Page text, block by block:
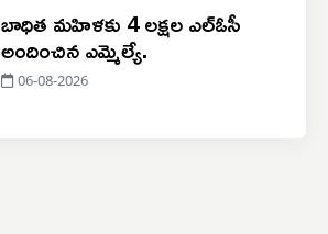
బాధిత మహిళకు 4 లక్షల ఎల్ఓసీ
అందించిన ఎమ్మెల్యే.
06-08-2026